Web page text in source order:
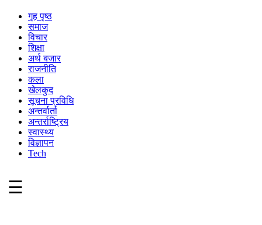
गृह पृष्ठ
समाज
विचार
शिक्षा
अर्थ बजार
राजनीति
कला
खेलकुद
सूचना प्रविधि
अन्तर्वार्ता
अन्तर्राष्ट्रिय
स्वास्थ्य
विज्ञापन
Tech
☰